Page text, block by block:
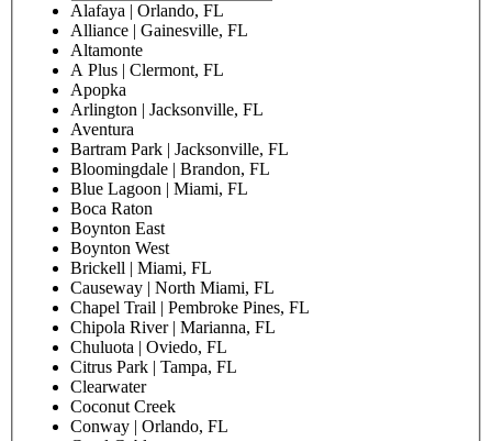
Alafaya | Orlando, FL
Alliance | Gainesville, FL
Altamonte
A Plus | Clermont, FL
Apopka
Arlington | Jacksonville, FL
Aventura
Bartram Park | Jacksonville, FL
Bloomingdale | Brandon, FL
Blue Lagoon | Miami, FL
Boca Raton
Boynton East
Boynton West
Brickell | Miami, FL
Causeway | North Miami, FL
Chapel Trail | Pembroke Pines, FL
Chipola River | Marianna, FL
Chuluota | Oviedo, FL
Citrus Park | Tampa, FL
Clearwater
Coconut Creek
Conway | Orlando, FL